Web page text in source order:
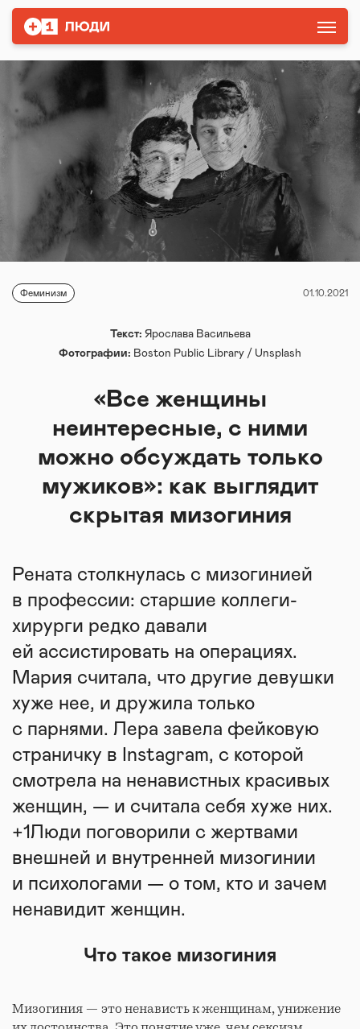
Феминизм 01.10.2021
Текст: Ярослава Васильева
Фотографии: Boston Public Library / Unsplash
«Все женщины
неинтересные, с ними
можно обсуждать только
мужиков»: как выглядит
скрытая мизогиния
Рената столкнулась с мизогинией
в профессии: старшие коллеги-
хирурги редко давали
ей ассистировать на операциях.
Мария считала, что другие девушки
хуже нее, и дружила только
с парнями. Лера завела фейковую
страничку в Instagram, с которой
смотрела на ненавистных красивых
женщин, — и считала себя хуже них.
+1Люди поговорили с жертвами
внешней и внутренней мизогинии
и психологами — о том, кто и зачем
ненавидит женщин.
Что такое мизогиния
Мизогиния — это ненависть к женщинам, унижение